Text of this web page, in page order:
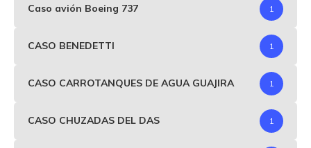
Caso avión Boeing 737 1
CASO BENEDETTI 1
CASO CARROTANQUES DE AGUA GUAJIRA 1
CASO CHUZADAS DEL DAS 1